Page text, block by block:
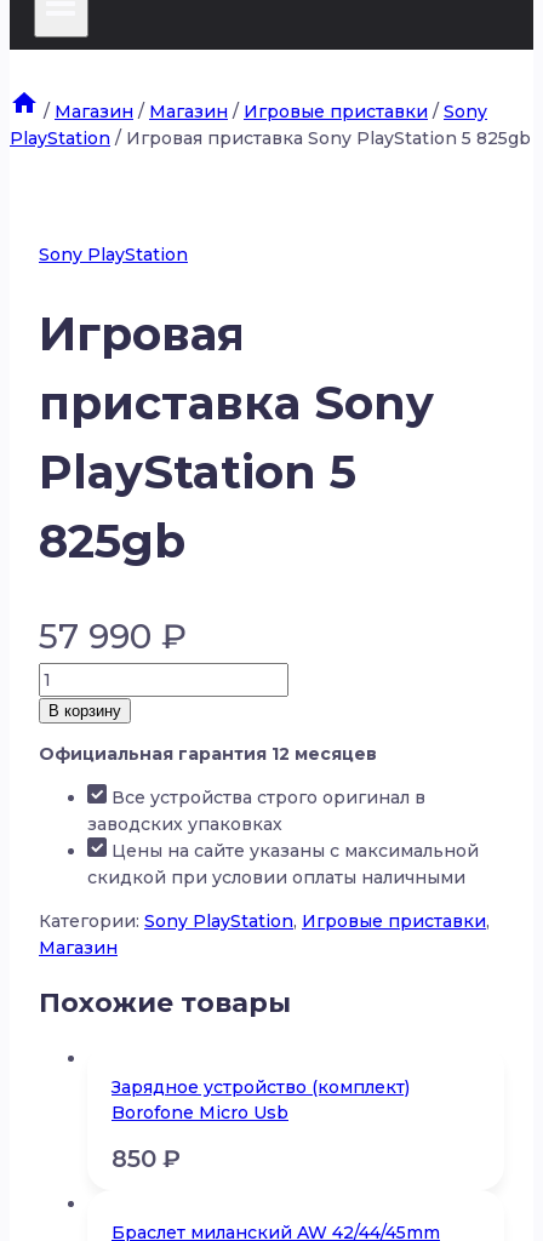
/ Магазин / Магазин / Игровые приставки / Sony
PlayStation / Игровая приставка Sony PlayStation 5 825gb
Sony PlayStation
Игровая
приставка Sony
PlayStation 5
825gb
57 990 ₽
Количество
товара
Игровая
приставка
PlayStation
825gb
В корзину
Официальная гарантия 12 месяцев
Все устройства строго оригинал в
заводских упаковках
Цены на сайте указаны с максимальной
скидкой при условии оплаты наличными
Категории: Sony PlayStation, Игровые приставки,
Магазин
Похожие товары
Зарядное устройство (комплект)
Borofone Micro Usb
850 ₽
Браслет миланский AW 42/44/45mm